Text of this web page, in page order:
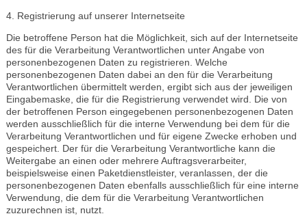
4. Registrierung auf unserer Internetseite
Die betroffene Person hat die Möglichkeit, sich auf der Internetseite
des für die Verarbeitung Verantwortlichen unter Angabe von
personenbezogenen Daten zu registrieren. Welche
personenbezogenen Daten dabei an den für die Verarbeitung
Verantwortlichen übermittelt werden, ergibt sich aus der jeweiligen
Eingabemaske, die für die Registrierung verwendet wird. Die von
der betroffenen Person eingegebenen personenbezogenen Daten
werden ausschließlich für die interne Verwendung bei dem für die
Verarbeitung Verantwortlichen und für eigene Zwecke erhoben und
gespeichert. Der für die Verarbeitung Verantwortliche kann die
Weitergabe an einen oder mehrere Auftragsverarbeiter,
beispielsweise einen Paketdienstleister, veranlassen, der die
personenbezogenen Daten ebenfalls ausschließlich für eine interne
Verwendung, die dem für die Verarbeitung Verantwortlichen
zuzurechnen ist, nutzt.